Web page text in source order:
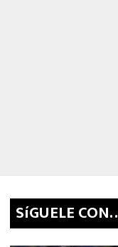
SíGUELE